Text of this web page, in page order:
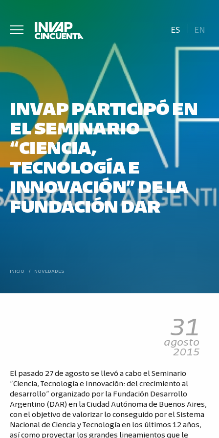
ES EN
INVAP PARTICIPÓ EN
EL SEMINARIO
“CIENCIA,
TECNOLOGÍA E
INNOVACIÓN” DE LA
FUNDACIÓN DAR
INICIO / NOVEDADES
31
agosto
2015
El pasado 27 de agosto se llevó a cabo el Seminario
“Ciencia, Tecnología e Innovación: del crecimiento al
desarrollo” organizado por la Fundación Desarrollo
Argentino (DAR) en la Ciudad Autónoma de Buenos Aires,
con el objetivo de valorizar lo conseguido por el Sistema
Nacional de Ciencia y Tecnología en los últimos 12 años,
así como proyectar los grandes lineamientos que le